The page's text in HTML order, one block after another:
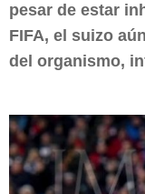
pesar de estar
FIFA, el suizo
del organismo,